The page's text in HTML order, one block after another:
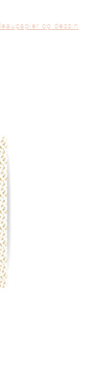
op dessin